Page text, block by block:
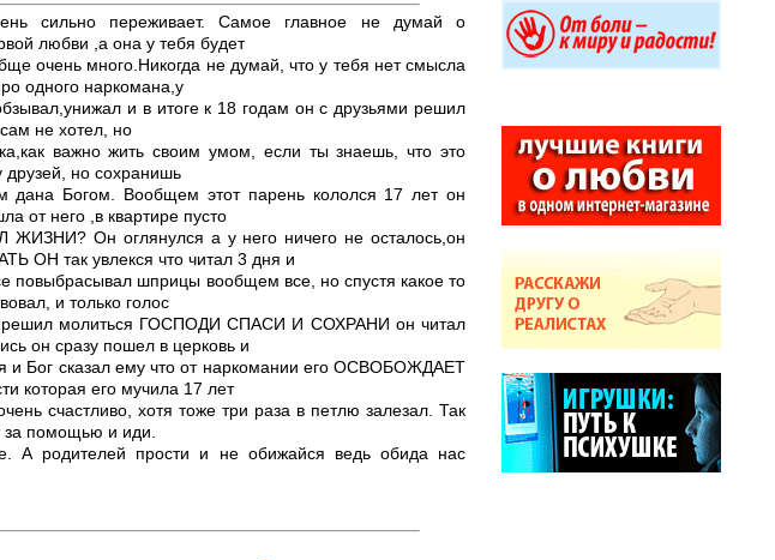
сильно переживает. Самое главное не думай о
любви ,а она у тебя будет
очень много.Никогда не думай, что у тебя нет смысла
одного наркомана,у
и в итоге к 18 годам он с друзьями решил
не хотел, но
важно жить своим умом, если ты знаешь, что это
друзей, но сохранишь
дана Богом. Вообщем этот парень кололся 17 лет он
от него ,в квартире пусто
Он оглянулся а у него ничего не осталось,он
ОН так увлекся что читал 3 дня и
повыбрасывал шприцы вообщем все, но спустя какое то
и только голос
молиться ГОСПОДИ СПАСИ И СОХРАНИ он читал
он сразу пошел в церковь и
Бог сказал ему что от наркомании его ОСВОБОЖДАЕТ
которая его мучила 17 лет
счастливо, хотя тоже три раза в петлю залезал. Так
за помощью и иди.
А родителей прости и не обижайся ведь обида нас